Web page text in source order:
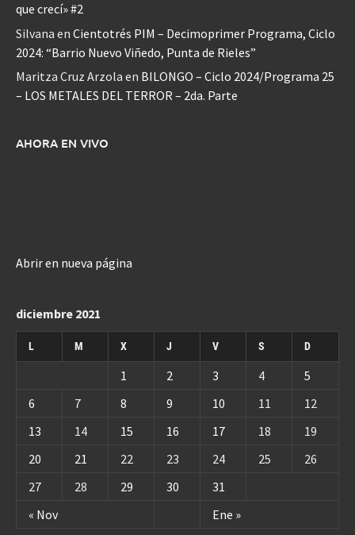
que crecí» #2
Silvana en Cientotrés PIM – Decimoprimer Programa, Ciclo
2024: “Barrio Nuevo Viñedo, Punta de Rieles”
Maritza Cruz Arzola en BILONGO – Ciclo 2024/Programa 25
– LOS METALES DEL TERROR – 2da. Parte
AHORA EN VIVO
Abrir en nueva página
diciembre 2021
L M X J V S D
« Nov Ene »
1 2 3 4
5
6
7 8 9 10 11
12
13
14 15 16 17 18
19
20
21 22 23 24 25
26
27
28 29 30 31